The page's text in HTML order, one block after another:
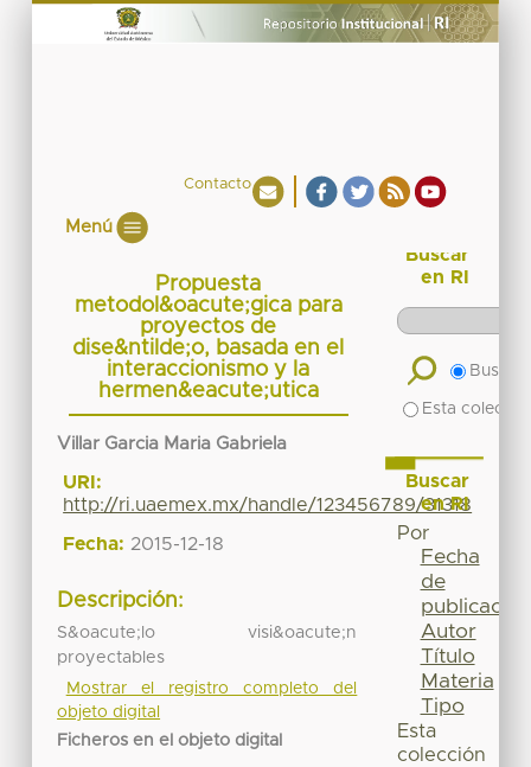
Contacto
Menú
Propuesta
metodol&oacute;gica para
proyectos de
dise&ntilde;o, basada en el
interaccionismo y la
hermen&eacute;utica
Villar Garcia Maria Gabriela
URI:
http://ri.uaemex.mx/handle/123456789/31318
Fecha: 2015-12-18
Descripción:
S&oacute;lo visi&oacute;n
proyectables
Mostrar el registro completo del
objeto digital
Ficheros en el objeto digital
Buscar
en RI
Buscar
Esta
Buscar
en RI
Por
Fecha
de
publicación
Autor
Título
Materia
Tipo
Esta
colección